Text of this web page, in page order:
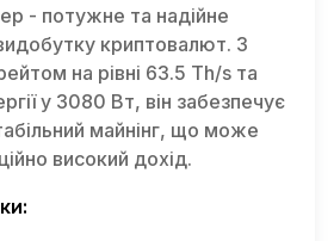
- потужне та надійне
криптовалют. З
на рівні 63.5 Th/s та
у 3080 Вт, він забезпечує
майнінг, що може
високий дохід.